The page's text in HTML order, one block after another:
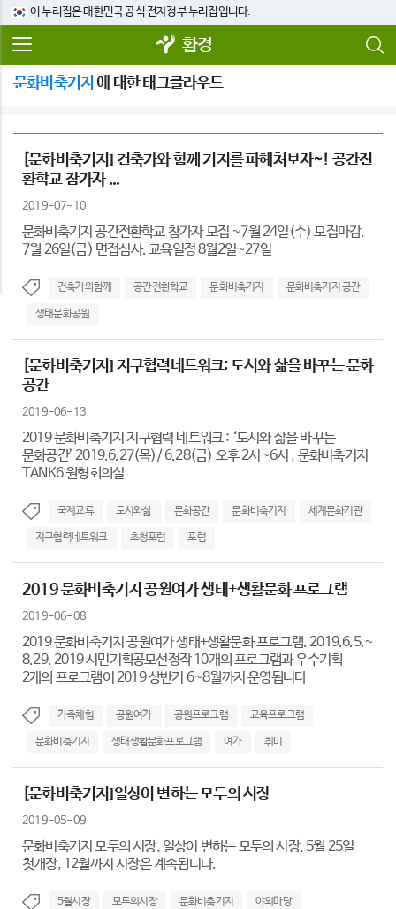
이 누리집은 대한민국 공식 전자정부 누리집입니다.
환경
문화비축기지 에 대한 태그클라우드
[문화비축기지] 건축가와 함께 기지를 파헤쳐보자~! 공간전
환학교 참가자 ...
2019-07-10
문화비축기지 공간전환학교 참가자 모집 ~7월 24일(수) 모집마감.
7월 26일(금) 면접심사. 교육일정 8월2일~27일
건축가와함께 공간전환학교 문화비축기지 문화비축기지 공간
생태문화공원
[문화비축기지] 지구협력네트워크: 도시와 삶을 바꾸는 문화
공간
2019-06-13
2019 문화비축기지 지구협력 네트워크 : ‘도시와 삶을 바꾸는
문화공간’ 2019.6.27(목)/ 6.28(금) 오후 2시~6시 , 문화비축기지
TANK6 원형회의실
국제교류 도시와삶 문화공간 문화비축기지 세계문화기관
지구협력네트워크 초청포럼 포럼
2019 문화비축기지 공원여가 생태+생활문화 프로그램
2019-06-08
2019 문화비축기지 공원여가 생태+생활문화 프로그램. 2019.6.5.~
8.29. 2019 시민기획공모선정작 10개의 프로그램과 우수기획
2개의 프로그램이 2019 상반기 6~8월까지 운영됩니다
가족체험 공원여가 공원프로그램 교육프로그램
문화비축기지 생태생활문화프로그램 여가 취미
[문화비축기지]일상이 변하는 모두의 시장
2019-05-09
문화비축기지 모두의 시장, 일상이 변하는 모두의 시장, 5월 25일
첫개장, 12월까지 시장은 계속됩니다.
5월시장 모두의시장 문화비축기지 야외마당